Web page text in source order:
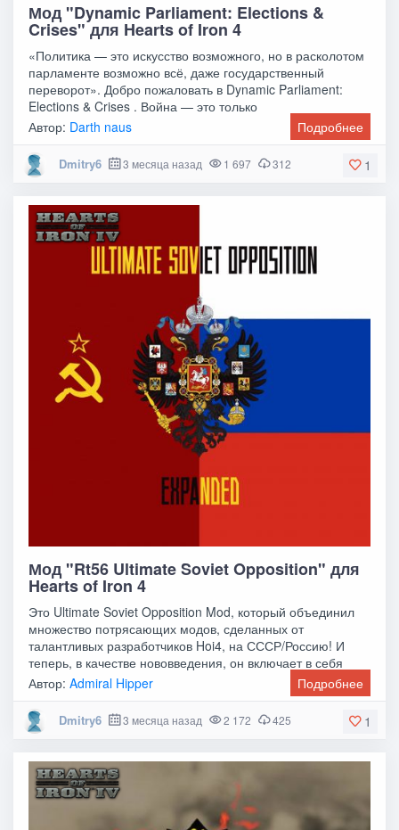
Мод "Dynamic Parliament: Elections &
Crises" для Hearts of Iron 4
«Политика — это искусство возможного, но в расколотом
парламенте возможно всё, даже государственный
переворот». Добро пожаловать в Dynamic Parliament:
Elections & Crises . Война — это только
Автор: Darth naus Подробнее
1
Dmitry6 3 месяца назад 1 697 312
Мод "Rt56 Ultimate Soviet Opposition" для
Hearts of Iron 4
Это Ultimate Soviet Opposition Mod, который объединил
множество потрясающих модов, сделанных от
талантливых разработчиков Hoi4, на СССР/Россию! И
теперь, в качестве нововведения, он включает в себя
Автор:Admiral Hipper Подробнее
1
Dmitry6 3 месяца назад 2 172 425